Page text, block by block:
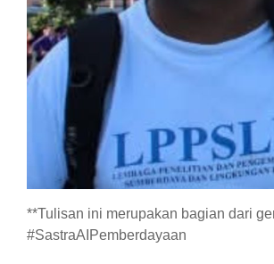
**Tulisan ini merupakan bagian dari
#SastraAIPemberdayaan